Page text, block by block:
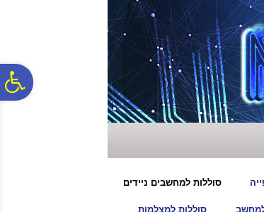
נגישות
אתר
המרכזי
סוללות למחשבים ניידים
למחשב סוללות למצלמות